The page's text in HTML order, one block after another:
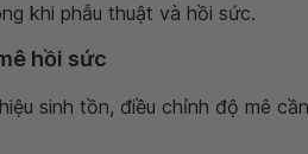
khi phẫu thuật và hồi sức.
hồi sức
sinh tồn, điều chỉnh độ mê